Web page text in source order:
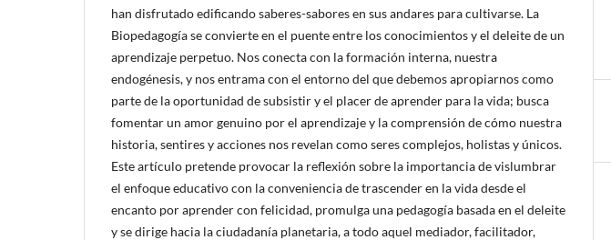
han disfrutado edificando saberes-sabores en sus andares para cultivarse. La
Biopedagogía se convierte en el puente entre los conocimientos y el deleite de un
aprendizaje perpetuo. Nos conecta con la formación interna, nuestra
endogénesis, y nos entrama con el entorno del que debemos apropiarnos como
parte de la oportunidad de subsistir y el placer de aprender para la vida; busca
fomentar un amor genuino por el aprendizaje y la comprensión de cómo nuestra
historia, sentires y acciones nos revelan como seres complejos, holistas y únicos.
Este artículo pretende provocar la reflexión sobre la importancia de vislumbrar
el enfoque educativo con la conveniencia de trascender en la vida desde el
encanto por aprender con felicidad, promulga una pedagogía basada en el deleite
y se dirige hacia la ciudadanía planetaria, a todo aquel mediador, facilitador,